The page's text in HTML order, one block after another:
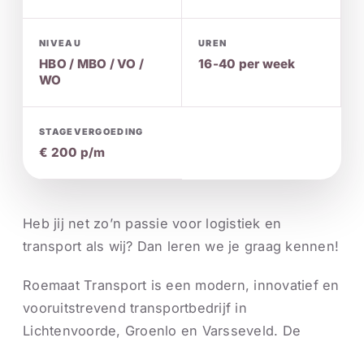
NIVEAU
HBO / MBO / VO /
WO
UREN
16-40 per week
STAGEVERGOEDING
€ 200 p/m
Heb jij net zo’n passie voor logistiek en
transport als wij? Dan leren we je graag kennen!
Roemaat Transport is een modern, innovatief en
vooruitstrevend transportbedrijf in
Lichtenvoorde, Groenlo en Varsseveld. De